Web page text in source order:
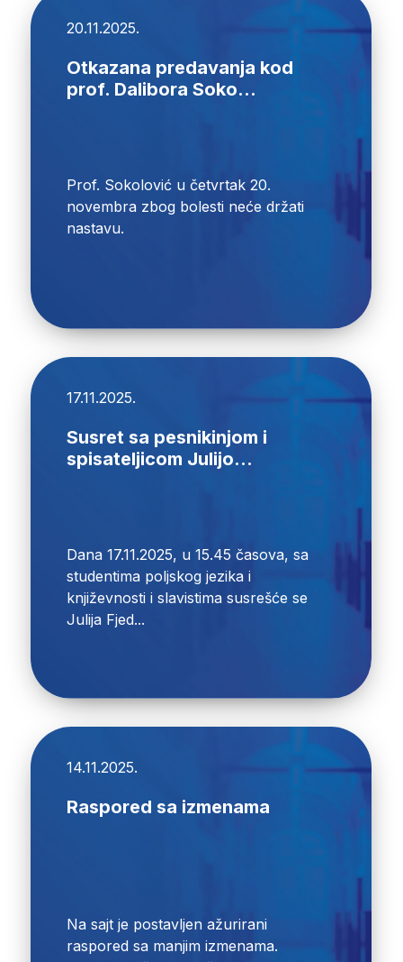
20.11.2025.
Otkazana predavanja kod
prof. Dalibora Soko...
Prof. Sokolović u četvrtak 20.
novembra zbog bolesti neće držati
nastavu.
17.11.2025.
Susret sa pesnikinjom i
spisateljicom Julijo...
Dana 17.11.2025, u 15.45 časova, sa
studentima poljskog jezika i
književnosti i slavistima susrešće se
Julija Fjed...
14.11.2025.
Raspored sa izmenama
Na sajt je postavljen ažurirani
raspored sa manjim izmenama.